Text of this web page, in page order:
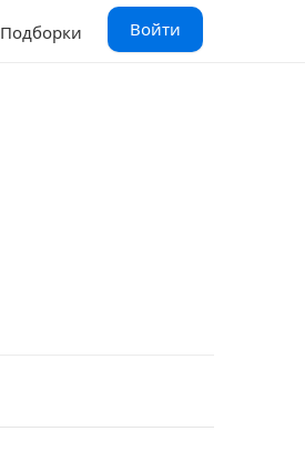
Подборки Войти